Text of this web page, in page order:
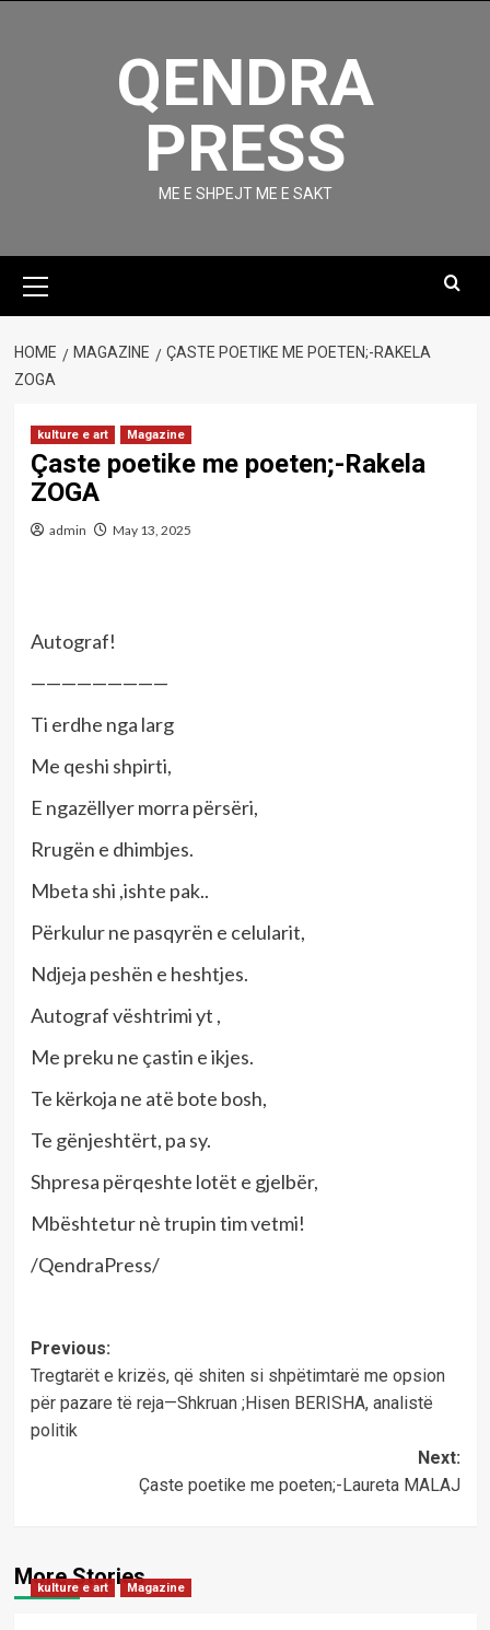
QENDRA
PRESS
ME E SHPEJT ME E SAKT
Menu
HOME MAGAZINE
ÇASTE POETIKE ME POETEN;-RAKELA
ZOGA
kulture e art Magazine
Çaste poetike me poeten;-Rakela
ZOGA
admin May 13, 2025
Autograf!
—————————
Ti erdhe nga larg
Me qeshi shpirti,
E ngazëllyer morra përsëri,
Rrugën e dhimbjes.
Mbeta shi ,ishte pak..
Përkulur ne pasqyrën e celularit,
Ndjeja peshën e heshtjes.
Autograf vështrimi yt ,
Me preku ne çastin e ikjes.
Te kërkoja ne atë bote bosh,
Te gënjeshtërt, pa sy.
Shpresa përqeshte lotët e gjelbër,
Mbështetur nè trupin tim vetmi!
/QendraPress/
Post
navigation
Previous:
Tregtarët e krizës, që shiten si shpëtimtarë me opsion
për pazare të reja—Shkruan ;Hisen BERISHA, analistë
politik
Next:
Çaste poetike me poeten;-Laureta MALAJ
More Stories
kulture e art Magazine